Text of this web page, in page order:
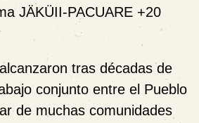
JÄKÜII-PACUARE +20
tras décadas de
conjunto entre el Pueblo
de muchas comunidades